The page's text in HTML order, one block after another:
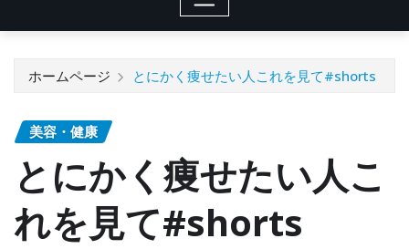
ホームページ とにかく痩せたい人これを見て#shorts
美容・健康
とにかく痩せたい人こ
れを見て#shorts